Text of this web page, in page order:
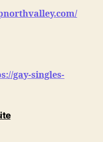
gay-singles-
sagt: